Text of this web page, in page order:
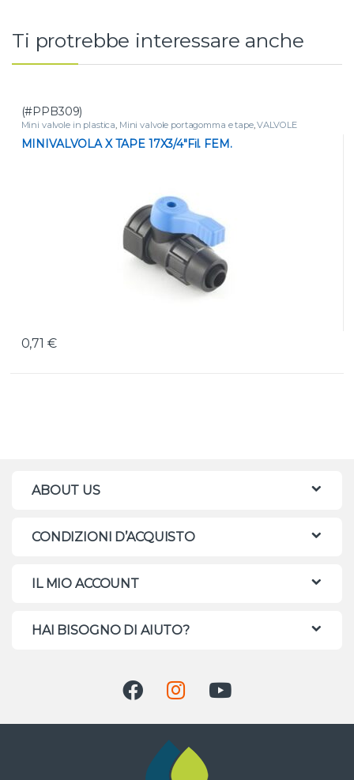
Ti protrebbe interessare anche
(#PPB309)
Mini valvole in plastica, Mini valvole portagomma e tape,VALVOLE
MINIVALVOLA X TAPE 17X3/4″Fil. FEM.
0,71 €
ABOUT US
CONDIZIONI D’ACQUISTO
IL MIO ACCOUNT
HAI BISOGNO DI AIUTO?